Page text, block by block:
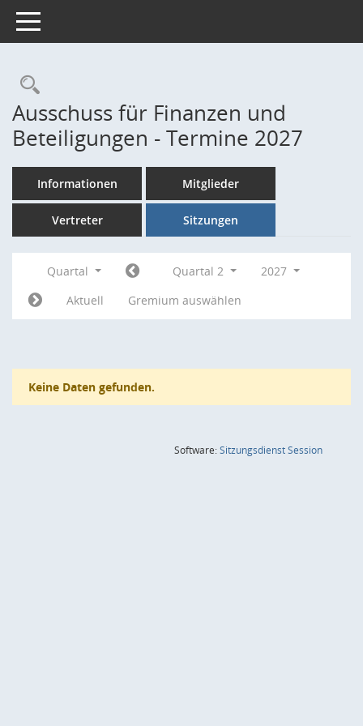
Toggle navigation
Rechercheauswahl
Ausschuss für Finanzen und
Beteiligungen - Termine 2027
Informationen Mitglieder
Vertreter Sitzungen
Quartal Quartal 2
2027
Aktuell
Gremium auswählen
Keine Daten gefunden.
Software:SitzungsdienstSession(Wird in